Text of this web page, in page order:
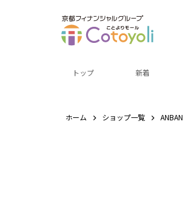
トップ 新着
ホーム ショップ一覧 ANBAN